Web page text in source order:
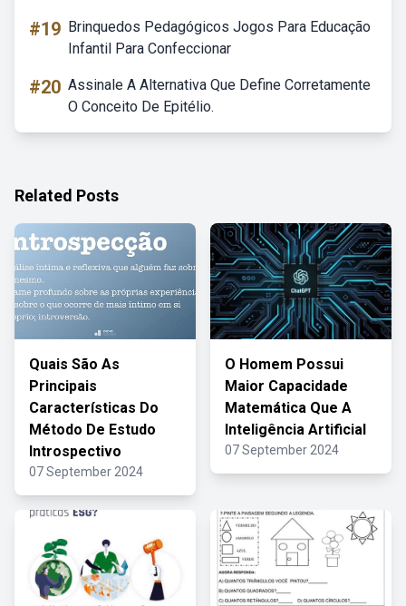
#19 Brinquedos Pedagógicos Jogos Para Educação
Infantil Para Confeccionar
#20 Assinale A Alternativa Que Define Corretamente
O Conceito De Epitélio.
Related Posts
Quais São As
Principais
Características Do
Método De Estudo
Introspectivo
07 September 2024
O Homem Possui
Maior Capacidade
Matemática Que A
Inteligência Artificial
07 September 2024